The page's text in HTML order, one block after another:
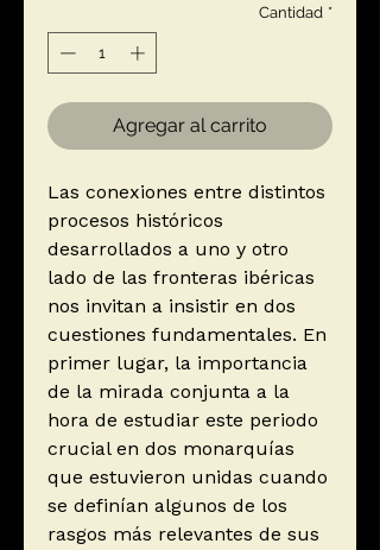
Cantidad *
Agregar al carrito
Las conexiones entre distintos
procesos históricos
desarrollados a uno y otro
lado de las fronteras ibéricas
nos invitan a insistir en dos
cuestiones fundamentales. En
primer lugar, la importancia
de la mirada conjunta a la
hora de estudiar este periodo
crucial en dos monarquías
que estuvieron unidas cuando
se definían algunos de los
rasgos más relevantes de sus